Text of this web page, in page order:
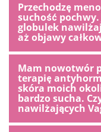
Przechodzę
suchość pochwy.
globulek
aż objawy
Mam nowotwór
terapię
skóra moich
bardzo sucha.
nawilżających